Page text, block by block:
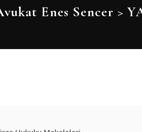
Enes Sencer >